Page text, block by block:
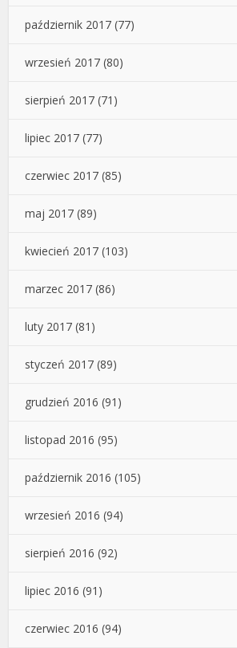
październik 2017 (77)
wrzesień 2017 (80)
sierpień 2017 (71)
lipiec 2017 (77)
czerwiec 2017 (85)
maj 2017 (89)
kwiecień 2017 (103)
marzec 2017 (86)
luty 2017 (81)
styczeń 2017 (89)
grudzień 2016 (91)
listopad 2016 (95)
październik 2016 (105)
wrzesień 2016 (94)
sierpień 2016 (92)
lipiec 2016 (91)
czerwiec 2016 (94)